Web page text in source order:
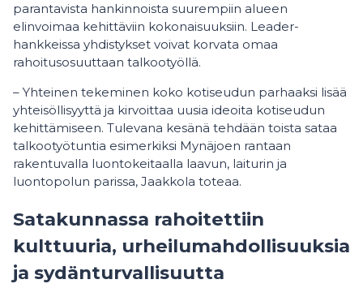
parantavista hankinnoista suurempiin alueen
elinvoimaa kehittäviin kokonaisuuksiin. Leader-
hankkeissa yhdistykset voivat korvata omaa
rahoitusosuuttaan talkootyöllä.
– Yhteinen tekeminen koko kotiseudun parhaaksi lisää
yhteisöllisyyttä ja kirvoittaa uusia ideoita kotiseudun
kehittämiseen. Tulevana kesänä tehdään toista sataa
talkootyötuntia esimerkiksi Mynäjoen rantaan
rakentuvalla luontokeitaalla laavun, laiturin ja
luontopolun parissa, Jaakkola toteaa.
Satakunnassa rahoitettiin
kulttuuria, urheilumahdollisuuksia
ja sydänturvallisuutta